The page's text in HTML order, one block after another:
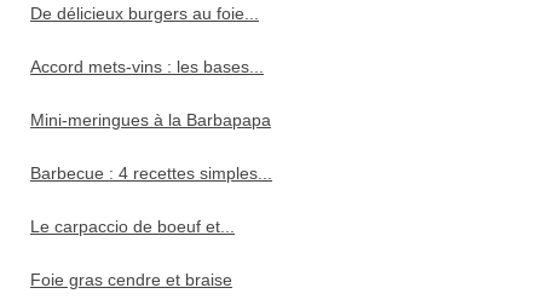
De délicieux burgers au foie...
Accord mets-vins : les bases...
Mini-meringues à la Barbapapa
Barbecue : 4 recettes simples...
Le carpaccio de boeuf et...
Foie gras cendre et braise